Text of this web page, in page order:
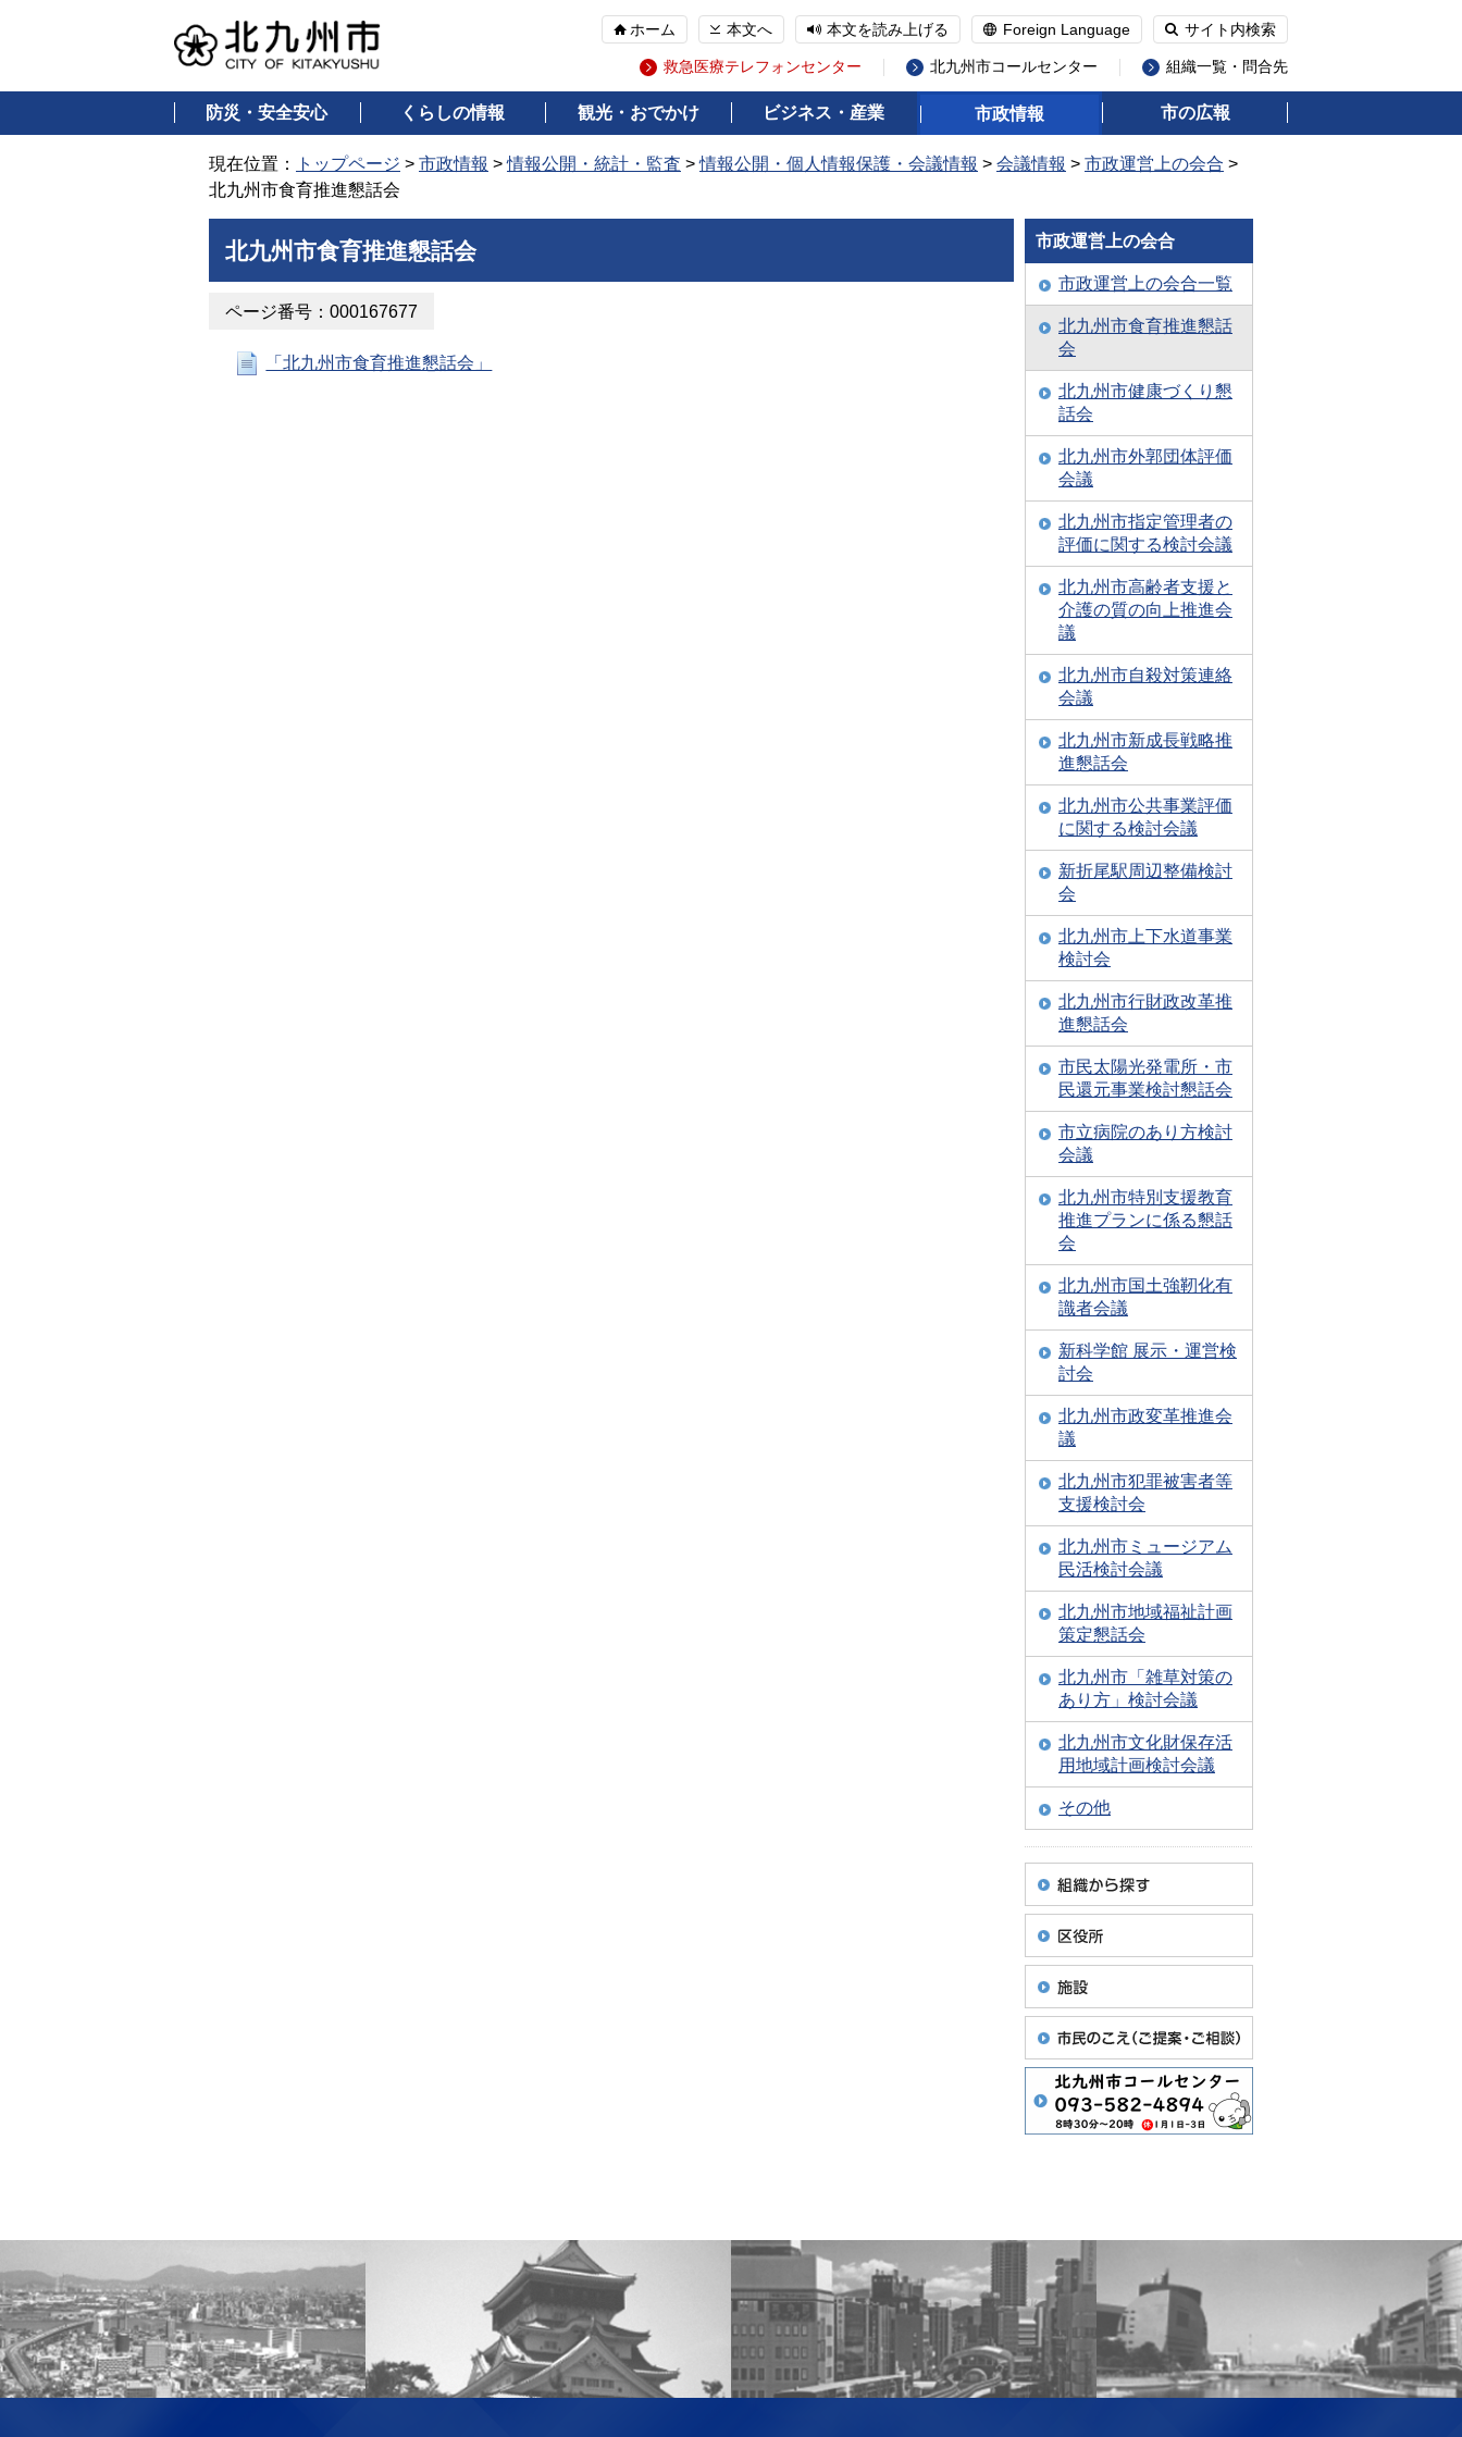
ホーム 本文へ 本文を読み上げる Foreign Language サイト内検索
救急医療テレフォンセンター 北九州市コールセンター 組織一覧・問合先
防災・安全安心 くらしの情報 観光・おでかけ ビジネス・産業 市政情報 市の広報
現在位置： トップページ > 市政情報 >情報公開・統計・監査 >情報公開・個人情報保護・会議情報 > 会議情報 > 市政運営上の会合 >
北九州市食育推進懇話会
北九州市食育推進懇話会
ページ番号：000167677
「北九州市食育推進懇話会」
市政運営上の会合
市政運営上の会合一覧
北九州市食育推進懇話
会
北九州市健康づくり懇
話会
北九州市外郭団体評価
会議
北九州市指定管理者の
評価に関する検討会議
北九州市高齢者支援と
介護の質の向上推進会
議
北九州市自殺対策連絡
会議
北九州市新成長戦略推
進懇話会
北九州市公共事業評価
に関する検討会議
新折尾駅周辺整備検討
会
北九州市上下水道事業
検討会
北九州市行財政改革推
進懇話会
市民太陽光発電所・市
民還元事業検討懇話会
市立病院のあり方検討
会議
北九州市特別支援教育
推進プランに係る懇話
会
北九州市国土強靭化有
識者会議
新科学館 展示・運営検
討会
北九州市政変革推進会
議
北九州市犯罪被害者等
支援検討会
北九州市ミュージアム
民活検討会議
北九州市地域福祉計画
策定懇話会
北九州市「雑草対策の
あり方」検討会議
北九州市文化財保存活
用地域計画検討会議
その他